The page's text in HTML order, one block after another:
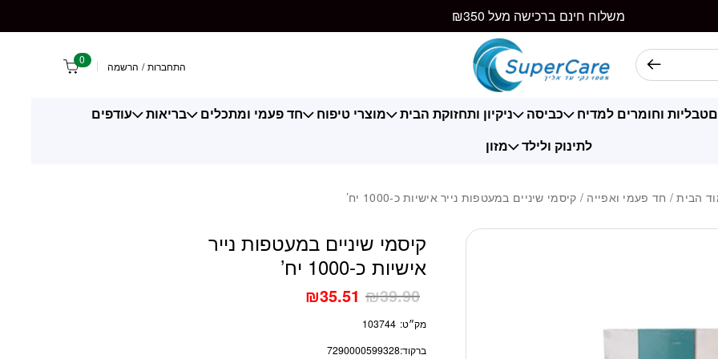
משלוח חינם ברכישה מעל ₪350
התחברות / הרשמה 0
טבליות וחומרים למדיח כביסה ניקיון ותחזוקת הבית מוצרי טיפוח חד פעמי ומתכלים בריאות
עודפים
לתינוק ולילד
מזון
הבית/ חד פעמי ואפייה / קיסמי שיניים במעטפות נייר אישיות כ-1000 יח’
קיסמי שיניים במעטפות נייר
אישיות כ-1000 יח’
₪39.90
₪35.51
מק״ט: 103744
ברקוד:7290000599328